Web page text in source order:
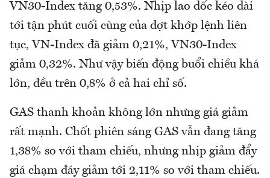
VN30-Index tăng 0,53%. Nhịp lao dốc kéo dài
tới tận phút cuối cùng của đợt khớp lệnh liên
tục, VN-Index đã giảm 0,21%, VN30-Index
giảm 0,32%. Như vậy biến động buổi chiều khá
lớn, đều trên 0,8% ở cả hai chỉ số.
GAS thanh khoản không lớn nhưng giá giảm
rất mạnh. Chốt phiên sáng GAS vẫn đang tăng
1,38% so với tham chiếu, nhưng nhịp giảm đẩy
giá chạm đáy giảm tới 2,11% so với tham chiếu.